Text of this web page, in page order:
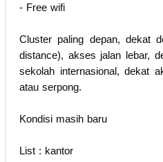
- Free wifi
Cluster paling depan, dekat
distance), akses jalan lebar,
sekolah internasional, dekat
atau serpong.
Kondisi masih baru
List : kantor